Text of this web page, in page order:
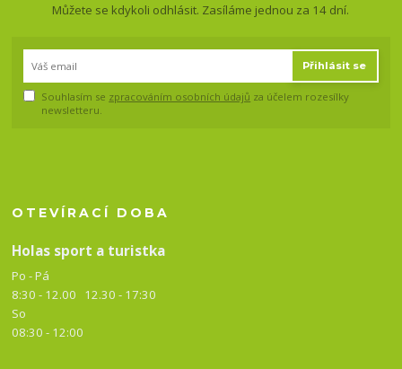
Můžete se kdykoli odhlásit. Zasíláme jednou za 14 dní.
Přihlásit se
Souhlasím se zpracováním osobních údajů za účelem rozesílky
newsletteru.
OTEVÍRACÍ DOBA
Holas sport a turistka
Po - Pá
8:30 - 12.00 12.30 - 17:30
So
08:30 - 12:00